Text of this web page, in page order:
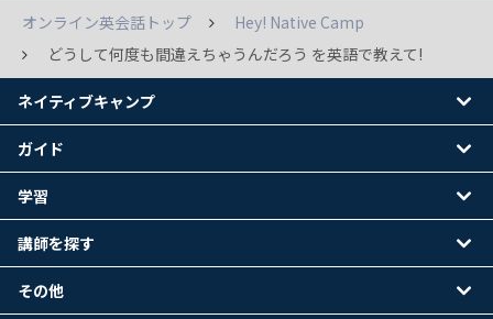
オンライン英会話トップ
Hey! Native Camp
どうして何度も間違えちゃうんだろう を英語で教えて!
ネイティブキャンプ
ガイド
学習
講師を探す
その他